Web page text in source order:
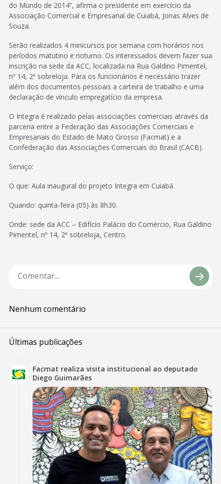
do Mundo de 2014”, afirma o presidente em exercício da
Associação Comercial e Empresarial de Cuiabá, Jonas Alves de
Souza.
Serão realizados 4 minicursos por semana com horários nos
períodos matutino e noturno. Os interessados devem fazer sua
inscrição na sede da ACC, localizada na Rua Galdino Pimentel,
nº 14, 2ª sobreloja. Para os funcionários é necessário trazer
além dos documentos pessoais a carteira de trabalho e uma
declaração de vínculo empregatício da empresa.
O Integra é realizado pelas associações comerciais através da
parceria entre a Federação das Associações Comerciais e
Empresariais do Estado de Mato Grosso (Facmat) e a
Confederação das Associações Comerciais do Brasil (CACB).
Serviço:
O que: Aula inaugural do projeto Integra em Cuiabá.
Quando: quinta-feira (05) às 8h30.
Onde: sede da ACC – Edifício Palácio do Comércio, Rua Galdino
Pimentel, nº 14, 2ª sobreloja, Centro.
Nenhum comentário
Últimas publicações
Facmat realiza visita institucional ao deputado
Diego Guimarães